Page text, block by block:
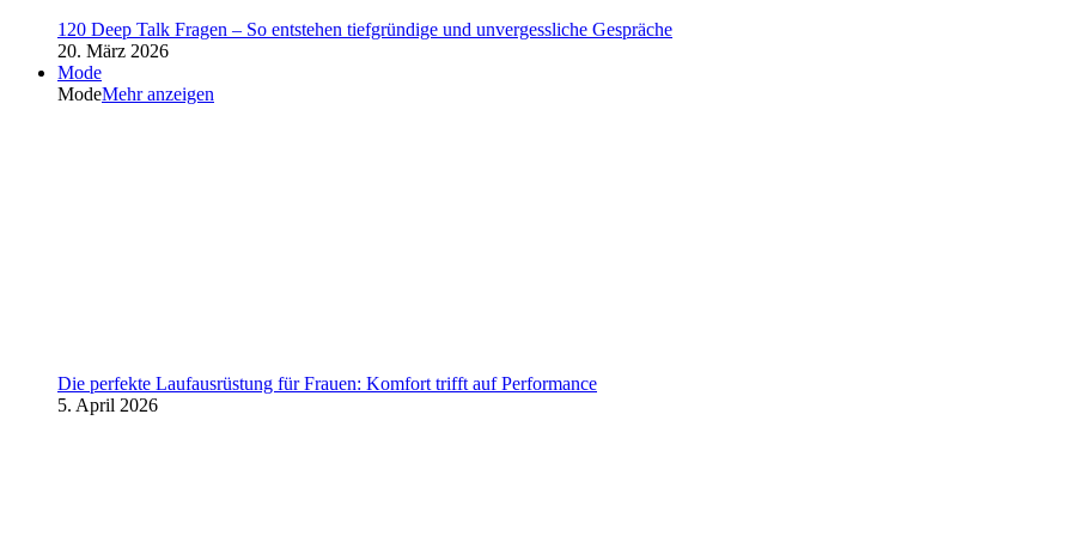
120 Deep Talk Fragen – So entstehen tiefgründige und unvergessliche Gespräche
20. März 2026
Mode
ModeMehr anzeigen
Die perfekte Laufausrüstung für Frauen: Komfort trifft auf Performance
5. April 2026